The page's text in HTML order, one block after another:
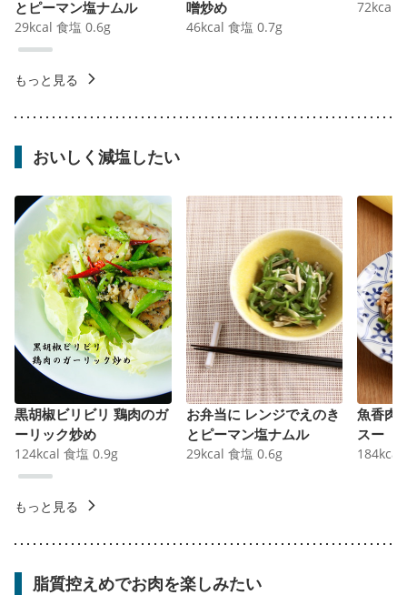
とピーマン塩ナムル
29kcal 食塩 0.6g
噌炒め
46kcal 食塩 0.7g
72kcal
もっと見る
おいしく減塩したい
黒胡椒ビリビリ 鶏肉のガ
ーリック炒め
124kcal 食塩 0.9g
お弁当に レンジでえのき
とピーマン塩ナムル
29kcal 食塩 0.6g
魚香肉
スー
184kcal
もっと見る
脂質控えめでお肉を楽しみたい